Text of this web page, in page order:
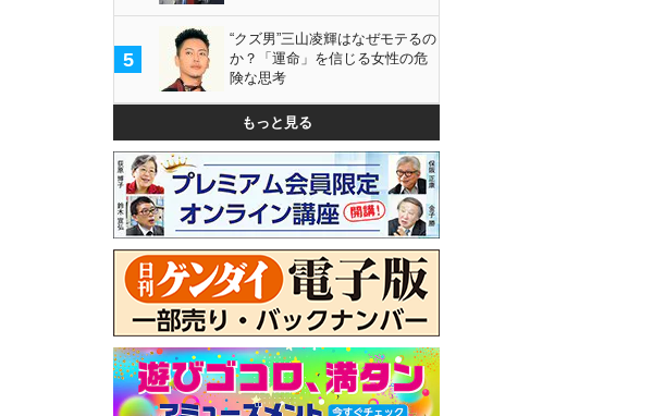
5
“クズ男”三山凌輝はなぜモテるの
か？「運命」を信じる女性の危
険な思考
もっと見る